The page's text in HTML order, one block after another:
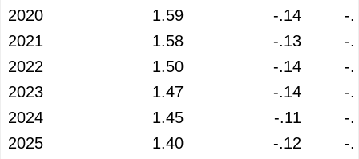
2020
1.59 -.14
-
2021
1.58 -.13
-
2022
1.50 -.14
-
2023
1.47 -.14
-
2024
1.45 -.11
-
2025
1.40 -.12
-